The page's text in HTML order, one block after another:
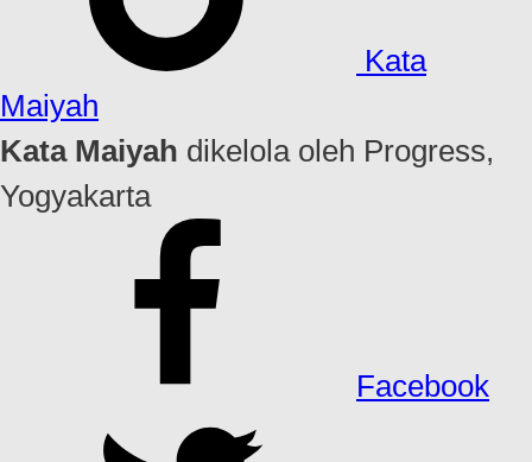
Kata
Maiyah
Kata Maiyah dikelola oleh Progress,
Yogyakarta
Facebook